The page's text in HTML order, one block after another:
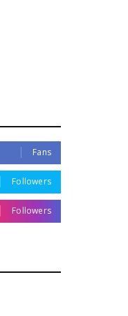
Fans
Followers
Followers